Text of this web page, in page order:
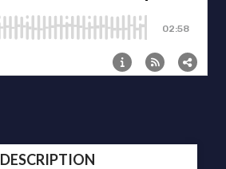
DESCRIPTION